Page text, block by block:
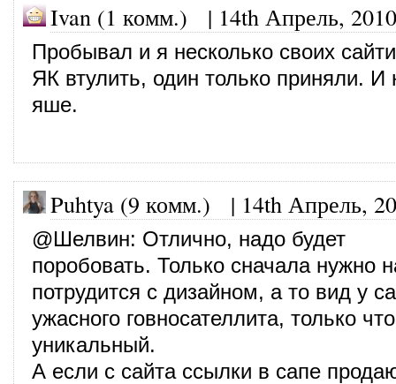
Ivan (1 комм.) | 14th Апрель, 2010
Пробывал и я несколько своих
ЯК втулить, один только приняли. И
яше.
Puhtya (9 комм.) | 14th Апрель,
@Шелвин: Отлично, надо будет
поробовать. Только сначала нужно
потрудится с дизайном, а то вид у
ужасного говносателлита, только
уникальный.
А если с сайта ссылки в сапе